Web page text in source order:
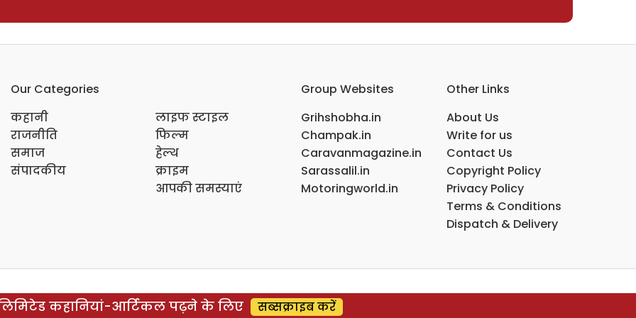
Our Categories
कहानी
राजनीति
समाज
संपादकीय
लाइफ स्टाइल
फिल्म
हेल्थ
क्राइम
आपकी समस्याएं
Group Websites
Grihshobha.in
Champak.in
Caravanmagazine.in
Sarassalil.in
Motoringworld.in
Other Links
About Us
Write for us
Contact Us
Copyright Policy
Privacy Policy
Terms & Conditions
Dispatch & Delivery
कहानियां-आर्टिकल पढ़ने के लिए सब्सक्राइब करें